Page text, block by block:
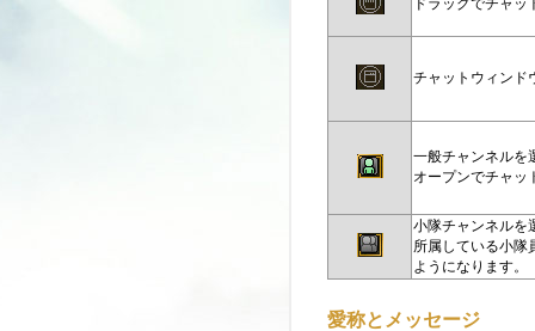
ドラッグでチャ
チャットウィンド
一般チャンネルを
オープンでチャッ
小隊チャンネルを
所属している小隊
ようになります。
愛称とメッセージ